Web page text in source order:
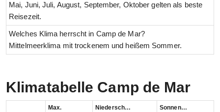
Mai, Juni, Juli, August, September, Oktober gelten als beste
Reisezeit.
Welches Klima herrscht in Camp de Mar?
Mittelmeerklima mit trockenem und heißem Sommer.
Klimatabelle Camp de Mar
Max.
Niederschlag
Sonnenstunden